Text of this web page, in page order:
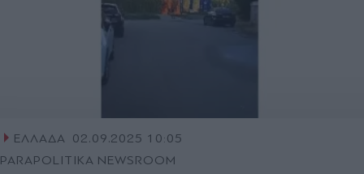
ΕΛΛΑΔΑ 02.09.2025 10:05
PARAPOLITIKA NEWSROOM